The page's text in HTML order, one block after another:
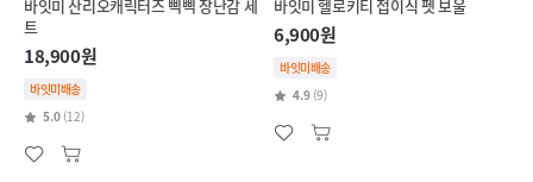
바잇미 산리오캐릭터즈 삑삑 장난감 세
트
18,900원
바잇미배송
5.0 (12)
바잇미 헬로키티 접이식 펫 보울
6,900원
바잇미배송
4.9 (9)